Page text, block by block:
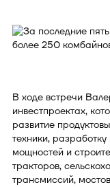
В ходе встречи
инвестпроектах,
развитие
техники,
мощностей и
тракторов,
трансмиссий,